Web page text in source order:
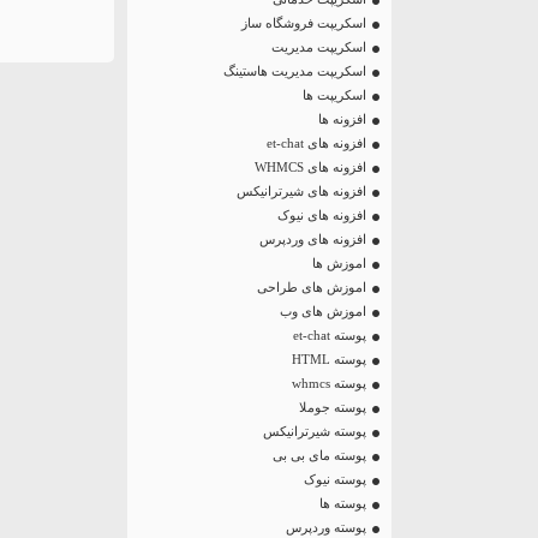
اسکریپت فروشگاه ساز
اسکریپت مدیریت
اسکریپت مدیریت هاستینگ
اسکریپت ها
افزونه ها
افزونه های et-chat
افزونه های WHMCS
افزونه های شیرترانیکس
افزونه های نیوک
افزونه های وردپرس
اموزش ها
اموزش های طراحی
اموزش های وب
پوسته et-chat
پوسته HTML
پوسته whmcs
پوسته جوملا
پوسته شیرترانیکس
پوسته مای بی بی
پوسته نیوک
پوسته ها
پوسته وردپرس